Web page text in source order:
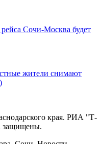
Сочи-Москва будет
жители снимают
края. РИА "Т-